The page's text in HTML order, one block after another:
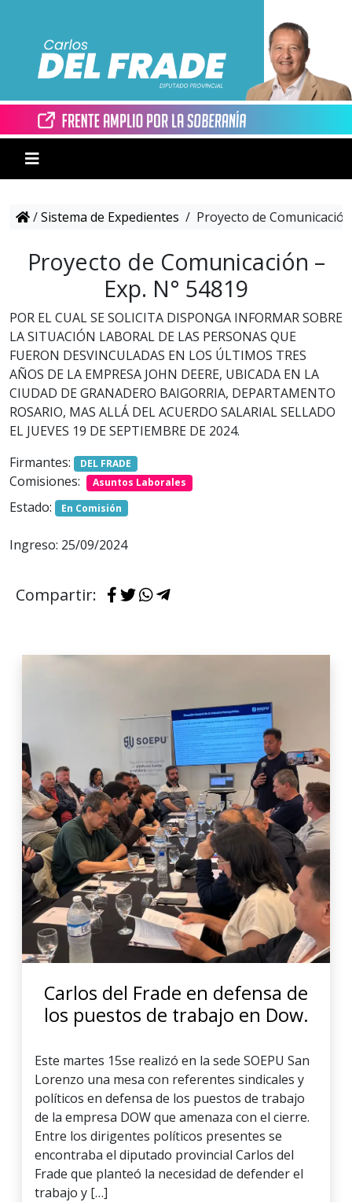
/Sistema de Expedientes / Proyecto de
Proyecto de Comunicación –
Exp. N° 54819
POR EL CUAL SE SOLICITA DISPONGA INFORMAR SOBRE
LA SITUACIÓN LABORAL DE LAS PERSONAS QUE
FUERON DESVINCULADAS EN LOS ÚLTIMOS TRES
AÑOS DE LA EMPRESA JOHN DEERE, UBICADA EN LA
CIUDAD DE GRANADERO BAIGORRIA, DEPARTAMENTO
ROSARIO, MAS ALLÁ DEL ACUERDO SALARIAL SELLADO
EL JUEVES 19 DE SEPTIEMBRE DE 2024.
Firmantes:
DEL FRADE
Comisiones: Asuntos Laborales
Estado: En Comisión
Ingreso: 25/09/2024
Compartir:
Carlos del Frade en defensa de
los puestos de trabajo en Dow.
Este martes 15se realizó en la sede SOEPU San
Lorenzo una mesa con referentes sindicales y
políticos en defensa de los puestos de trabajo
de la empresa DOW que amenaza con el cierre.
Entre los dirigentes políticos presentes se
encontraba el diputado provincial Carlos del
Frade que planteó la necesidad de defender el
trabajo y […]